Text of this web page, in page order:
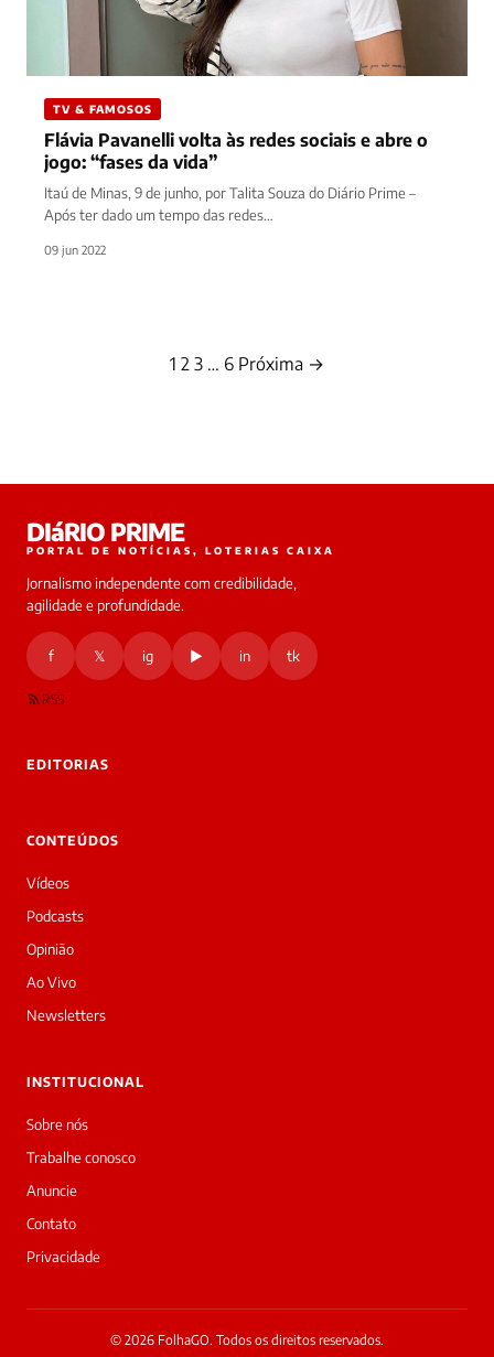
TV & FAMOSOS
Flávia Pavanelli volta às redes sociais e abre o
jogo: “fases da vida”
Itaú de Minas, 9 de junho, por Talita Souza do Diário Prime –
Após ter dado um tempo das redes…
09 jun 2022
1 2 3 … 6 Próxima →
DIáRIO PRIME
PORTAL DE NOTÍCIAS, LOTERIAS CAIXA
Jornalismo independente com credibilidade,
agilidade e profundidade.
f 𝕏 ig ▶ in tk
RSS
EDITORIAS
CONTEÚDOS
Vídeos
Podcasts
Opinião
Ao Vivo
Newsletters
INSTITUCIONAL
Sobre nós
Trabalhe conosco
Anuncie
Contato
Privacidade
© 2026 FolhaGO. Todos os direitos reservados.